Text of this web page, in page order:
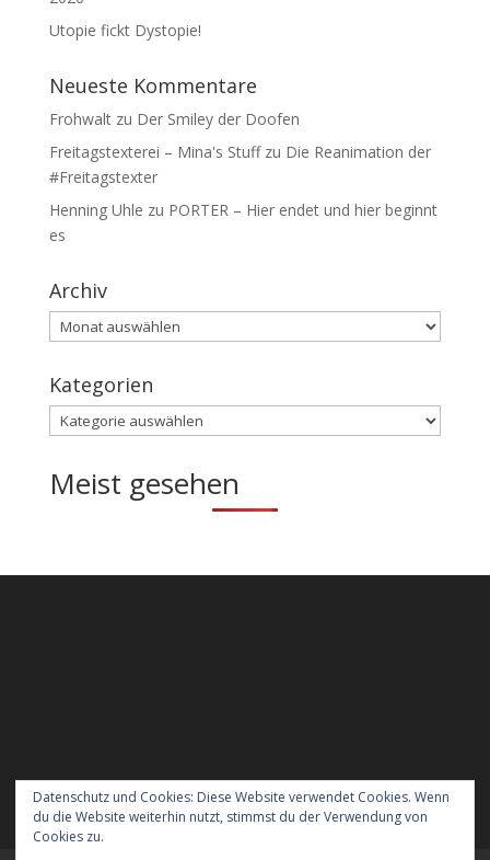
Utopie fickt Dystopie!
Neueste Kommentare
Frohwaltzu Der Smiley der Doofen
Freitagstexterei – Mina's Stuffzu Die Reanimation der
#Freitagstexter
Henning Uhle zu PORTER – Hier endet und hier beginnt
es
Archiv
Archiv
Kategorien
Kategorien
Meist gesehen
Datenschutz und Cookies: Diese Website verwendet Cookies. Wenn
du die Website weiterhin nutzt, stimmst du der Verwendung von
Cookies zu.